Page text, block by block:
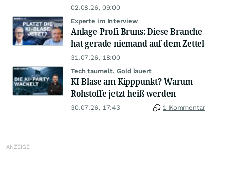
02.08.26, 09:00
Experte im Interview
Anlage-Profi Bruns: Diese Branche
hat gerade niemand auf dem Zettel
31.07.26, 18:00
Tech taumelt, Gold lauert
KI-Blase am Kipppunkt? Warum
Rohstoffe jetzt heiß werden
30.07.26, 17:43 1 Kommentar